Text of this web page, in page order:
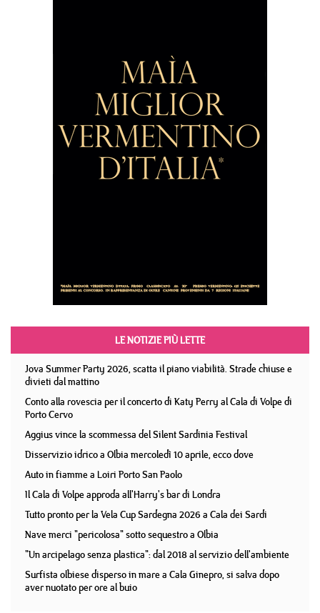
LE NOTIZIE PIÙ LETTE
Jova Summer Party 2026, scatta il piano viabilità. Strade chiuse e
divieti dal mattino
Conto alla rovescia per il concerto di Katy Perry al Cala di Volpe di
Porto Cervo
Aggius vince la scommessa del Silent Sardinia Festival
Disservizio idrico a Olbia mercoledì 10 aprile, ecco dove
Auto in fiamme a Loiri Porto San Paolo
Il Cala di Volpe approda all'Harry's bar di Londra
Tutto pronto per la Vela Cup Sardegna 2026 a Cala dei Sardi
Nave merci "pericolosa" sotto sequestro a Olbia
"Un arcipelago senza plastica": dal 2018 al servizio dell'ambiente
Surfista olbiese disperso in mare a Cala Ginepro, si salva dopo
aver nuotato per ore al buio